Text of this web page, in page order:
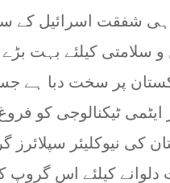
شفقت اسرائیل کے
و سلامتی کیلئے بہت
پر سخت دبا ہے
ٹیکنالوجی کو فروغ
کی نیوکلیئر
کیلئے اس گروپ